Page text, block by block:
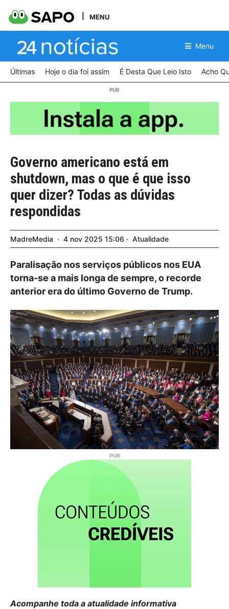
MENU
Menu
Últimas Hoje o dia foi assim É Desta Que Leio Isto Acho
Governo americano está em
shutdown, mas o que é que isso
quer dizer? Todas as dúvidas
respondidas
MadreMedia 4 nov 2025 15:06 Atualidade
Paralisação nos serviços públicos nos EUA
torna-se a mais longa de sempre, o recorde
anterior era do último Governo de Trump.
Acompanhe toda a atualidade informativa